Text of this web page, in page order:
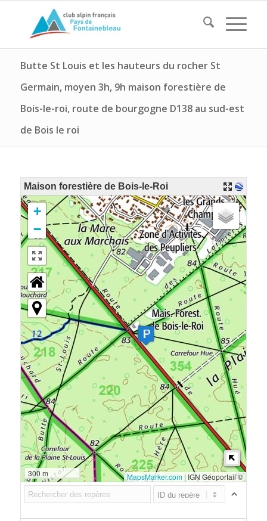
Butte St Louis et les hauteurs du rocher St
Germain, moyen 3h, 9h maison forestière de
Bois-le-roi, route de bourgogne D138 au sud-est
de Bois le roi
Maison forestière de Bois-le-Roi
+
−
300 m MapsMarker.com | IGN Géoportail ©